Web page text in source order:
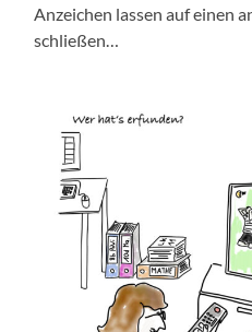
Anzeichen lassen auf einen
schließen…